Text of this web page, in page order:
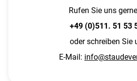
Rufen Sie uns
+49 (0)511. 51 53
oder schreiben Sie
E-Mail: